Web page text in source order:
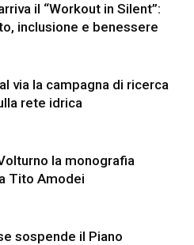
il “Workout in Silent”:
inclusione e benessere
via la campagna di ricerca
rete idrica
la monografia
Tito Amodei
sospende il Piano